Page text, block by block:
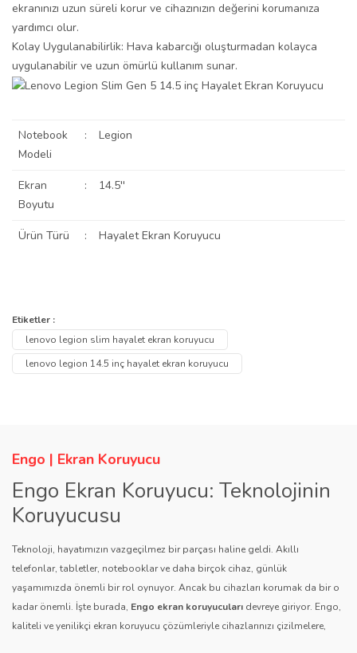
ekranınızı uzun süreli korur ve cihazınızın değerini korumanıza
yardımcı olur.
Kolay Uygulanabilirlik: Hava kabarcığı oluşturmadan kolayca
uygulanabilir ve uzun ömürlü kullanım sunar.
Notebook
Modeli
: Legion
Ekran
Boyutu
: 14.5''
Ürün Türü : Hayalet Ekran Koruyucu
Yorum Yaz
konularda yetersiz gördüğünüz noktaları öneri formunu kullanarak
tarafımıza iletebilirsiniz.
Görüş ve önerileriniz için teşekkür ederiz.
Bu ürüne benzer farklı alternatifler olmalı.
Gönder
Soru Sor
Etiketler :
lenovo legion slim hayalet ekran koruyucu
lenovo legion 14.5 inç hayalet ekran koruyucu
Engo | Ekran Koruyucu
Engo Ekran Koruyucu: Teknolojinin
Koruyucusu
Teknoloji, hayatımızın vazgeçilmez bir parçası haline geldi. Akıllı
telefonlar, tabletler, notebooklar ve daha birçok cihaz, günlük
yaşamımızda önemli bir rol oynuyor. Ancak bu cihazları korumak da bir o
kadar önemli. İşte burada, Engo ekran koruyucuları devreye giriyor. Engo,
kaliteli ve yenilikçi ekran koruyucu çözümleriyle cihazlarınızı çizilmelere,